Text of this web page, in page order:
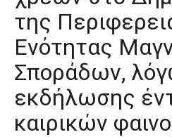
της
Ενότητας
Σποράδων,
εκδήλωσης
καιρικών